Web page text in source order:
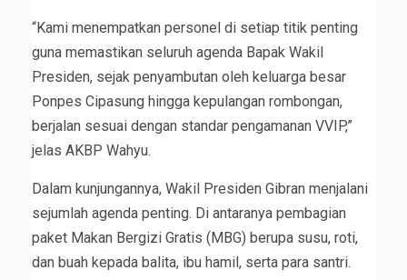
“Kami menempatkan personel di setiap titik penting
guna memastikan seluruh agenda Bapak Wakil
Presiden, sejak penyambutan oleh keluarga besar
Ponpes Cipasung hingga kepulangan rombongan,
berjalan sesuai dengan standar pengamanan VVIP,”
jelas AKBP Wahyu.
Dalam kunjungannya, Wakil Presiden Gibran menjalani
sejumlah agenda penting. Di antaranya pembagian
paket Makan Bergizi Gratis (MBG) berupa susu, roti,
dan buah kepada balita, ibu hamil, serta para santri.